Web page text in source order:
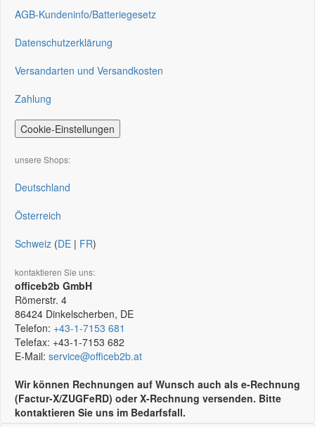
AGB-Kundeninfo/Batteriegesetz
Datenschutzerklärung
Versandarten und Versandkosten
Zahlung
Cookie-Einstellungen
unsere Shops:
Deutschland
Österreich
Schweiz (DE | FR)
kontaktieren Sie uns:
officeb2b GmbH
Römerstr. 4
86424 Dinkelscherben, DE
Telefon: +43-1-7153 681
Telefax: +43-1-7153 682
E-Mail: service@officeb2b.at
Wir können Rechnungen auf Wunsch auch als e-Rechnung
(Factur-X/ZUGFeRD) oder X-Rechnung versenden. Bitte
kontaktieren Sie uns im Bedarfsfall.